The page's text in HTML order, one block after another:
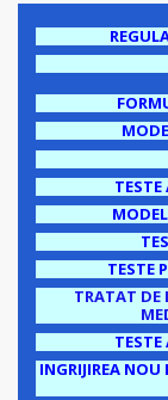
TESTE
TRATAT DE
INGRIJIREA